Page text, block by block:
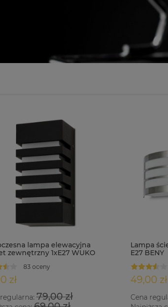
lampa elewacyjna
zewnętrzny 1xE27 WUKO
83 oceny
zł
regularna:79,00 zł
Lampa
E27 BENY
49,00 zł
Cena